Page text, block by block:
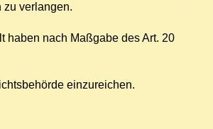
zu verlangen.
haben nach Maßgabe des Art. 20
einzureichen.